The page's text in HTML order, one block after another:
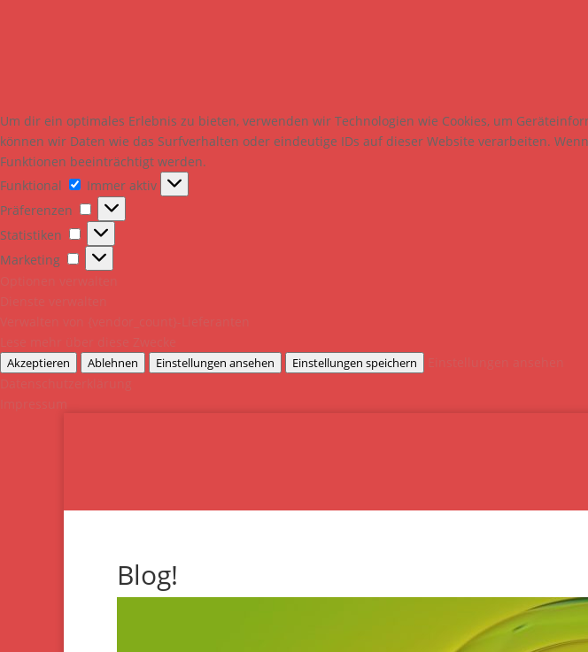
Um dir ein optimales Erlebnis zu bieten, verwenden wir Technologien wie Cookies, um
können wir Daten wie das Surfverhalten oder eindeutige IDs auf dieser Website verarbeiten.
Funktionen beeinträchtigt werden.
Funktional
Funktional
Immer aktiv
Präferenzen
Präferenzen
Statistiken
Statistiken
Marketing
Marketing
Akzeptieren Ablehnen Einstellungen ansehen Einstellungen speichern
Blog!